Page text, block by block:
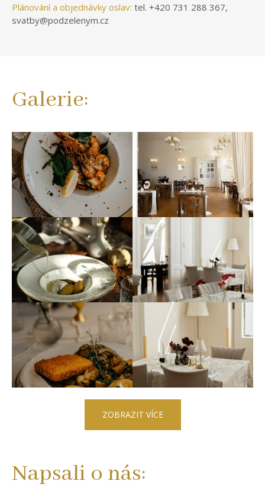
Plánování a objednávky oslav: tel. +420 731 288 367,
svatby@podzelenym.cz
Galerie:
ZOBRAZIT VÍCE
Napsali o nás: